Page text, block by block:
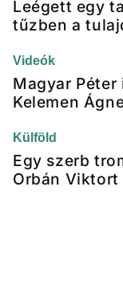
Leégett egy
tűzben a
Videók
Magyar
Kelemen
Külföld
Egy szerb
Orbán Viktort